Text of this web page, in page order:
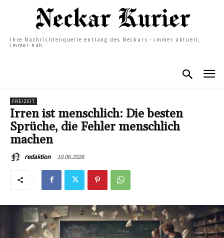
Ihre Nachrichtenquelle entlang des Neckars - immer aktuell,
immer nah
FREIZEIT
Irren ist menschlich: Die besten
Sprüche, die Fehler menschlich
machen
redaktion 10.06.2026